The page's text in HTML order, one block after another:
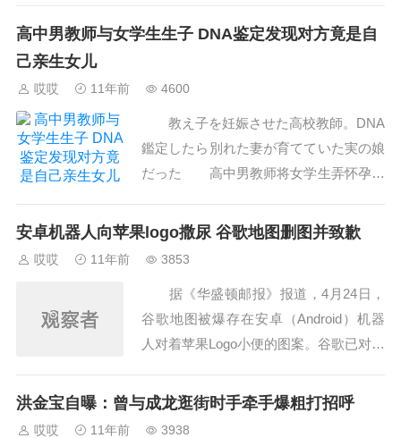
得还厉害。结果我妈知道了又给我一顿...
高中男教师与女学生生子 DNA鉴定发现对方竟是自
己亲生女儿
哎哎 11年前 4600
教え子を妊娠させた高校教師。DNA
鑑定したら別れた妻が育てていた実の娘
だった 高中男教师将女学生弄怀孕。
1： 閃光妖術(東京都)＠＼(^o^)／：2
安卓机器人向苹果logo撒尿 谷歌地图删图并致歉
哎哎 11年前 3853
据《华盛顿邮报》报道，4月24日，
谷歌地图被爆存在安卓（Android）机器
人对着苹果Logo小便的图案。谷歌已对此
地图中出现安卓机器人向苹果撒尿
洪金宝自曝：曾与成龙逛街时手牵手爆粗打招呼
哎哎 11年前 3938